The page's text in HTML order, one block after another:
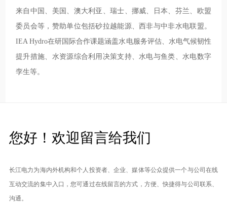
来自中国、美国、澳大利亚、瑞士、挪威、日本、芬兰、欧盟
委员会等，赞助单位包括砂拉越能源、西非与中非水电联盟。
IEA Hydro在研国际合作课题涵盖水电服务评估、水电气候韧性
提升措施、水资源综合利用决策支持、水电与鱼类、水电数字
孪生等。
您好！欢迎留言给我们
长江电力为海内外机构和个人投资者、企业、媒体等公众提供一个与公司在线
互动交流的集中入口，您可通过在线留言的方式，方便、快捷得与公司联系、
沟通。